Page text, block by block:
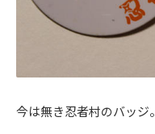
今は無き忍者村のバッジ。